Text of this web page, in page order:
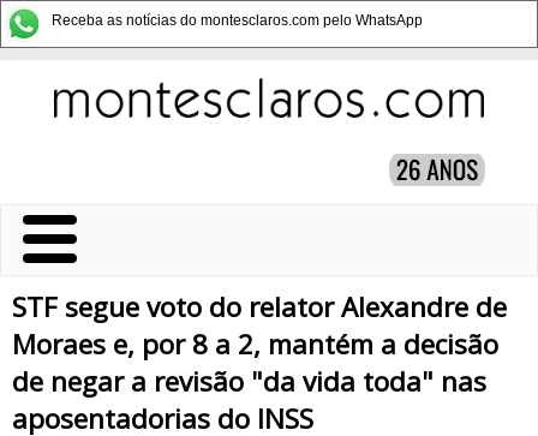
Receba as notícias do montesclaros.com pelo WhatsApp
STF segue voto do relator Alexandre de
Moraes e, por 8 a 2, mantém a decisão
de negar a revisão "da vida toda" nas
aposentadorias do INSS